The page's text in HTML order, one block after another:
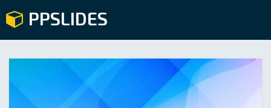
PPSLIDES